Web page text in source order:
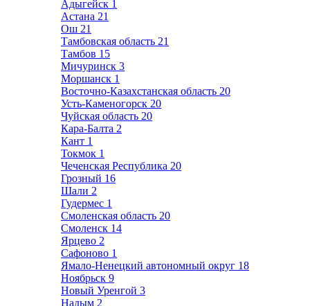
Адыгейск 1
Астана 21
Ош 21
Тамбовская область 21
Тамбов 15
Мичуринск 3
Моршанск 1
Восточно-Казахстанская область 20
Усть-Каменогорск 20
Чуйская область 20
Кара-Балта 2
Кант 1
Токмок 1
Чеченская Республика 20
Грозный 16
Шали 2
Гудермес 1
Смоленская область 20
Смоленск 14
Ярцево 2
Сафоново 1
Ямало-Ненецкий автономный округ 18
Ноябрьск 9
Новый Уренгой 3
Надым 2